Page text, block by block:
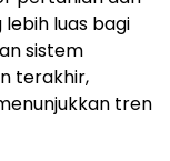
luas bagi
sistem
terakhir,
tren